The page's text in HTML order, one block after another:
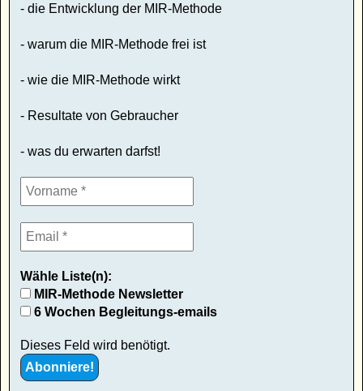
- die Entwicklung der MIR-Methode
- warum die MIR-Methode frei ist
- wie die MIR-Methode wirkt
- Resultate von Gebraucher
- was du erwarten darfst!
Wähle Liste(n):
MIR-Methode Newsletter
6 Wochen Begleitungs-emails
Dieses Feld wird benötigt.